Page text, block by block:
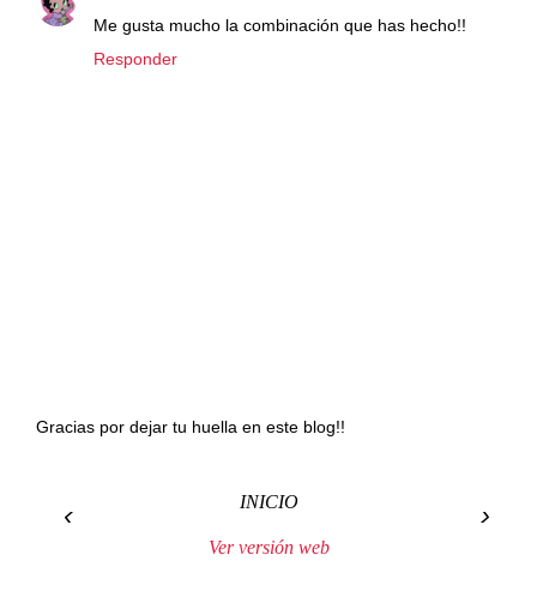
Me gusta mucho la combinación que has hecho!!
Responder
Gracias por dejar tu huella en este blog!!
‹ ›
INICIO
Ver versión web